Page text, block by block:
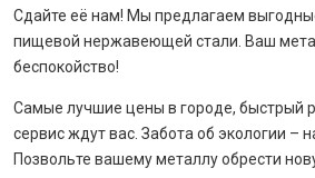
Сдайте её нам! Мы предлагаем
пищевой нержавеющей стали. Ваш
беспокойство!
Самые лучшие цены в городе, быстрый
сервис ждут вас. Забота об экологии –
Позвольте вашему металлу обрести